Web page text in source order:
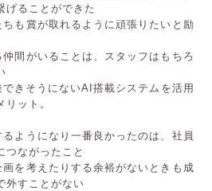
げることができた
も賞が取れるように頑張りたいと励
間がいることは、スタッフはもちろ
きそうにないAI搭載システムを活用
ット。
ようになり一番良かったのは、社員
つながったこと
を考えたりする余裕がないときも成
外すことがない